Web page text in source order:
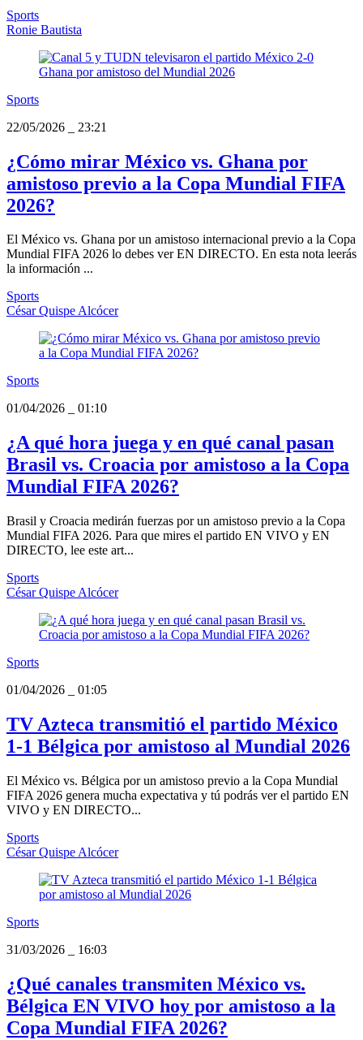
Sports
Ronie Bautista
Sports
22/05/2026
23:21
¿Cómo mirar México vs. Ghana por
amistoso previo a la Copa Mundial FIFA
2026?
El México vs. Ghana por un amistoso internacional previo a la Copa
Mundial FIFA 2026 lo debes ver EN DIRECTO. En esta nota leerás
la información ...
Sports
César Quispe Alcócer
Sports
01/04/2026
01:10
¿A qué hora juega y en qué canal pasan
Brasil vs. Croacia por amistoso a la Copa
Mundial FIFA 2026?
Brasil y Croacia medirán fuerzas por un amistoso previo a la Copa
Mundial FIFA 2026. Para que mires el partido EN VIVO y EN
DIRECTO, lee este art...
Sports
César Quispe Alcócer
Sports
01/04/2026
01:05
TV Azteca transmitió el partido México
1-1 Bélgica por amistoso al Mundial 2026
El México vs. Bélgica por un amistoso previo a la Copa Mundial
FIFA 2026 genera mucha expectativa y tú podrás ver el partido EN
VIVO y EN DIRECTO...
Sports
César Quispe Alcócer
Sports
31/03/2026
16:03
¿Qué canales transmiten México vs.
Bélgica EN VIVO hoy por amistoso a la
Copa Mundial FIFA 2026?